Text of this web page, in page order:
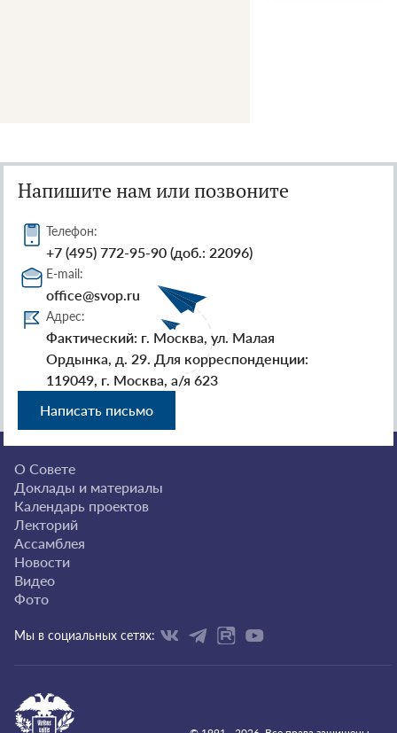
Напишите нам или позвоните
Телефон:
+7 (495) 772-95-90 (доб.: 22096)
E-mail:
office@svop.ru
Адрес:
Фактический: г. Москва, ул. Малая
Ордынка, д. 29. Для корреспонденции:
119049, г. Москва, а/я 623
Написать письмо
О Совете
Доклады и материалы
Календарь проектов
Лекторий
Ассамблея
Новости
Видео
Фото
Мы в социальных сетях: